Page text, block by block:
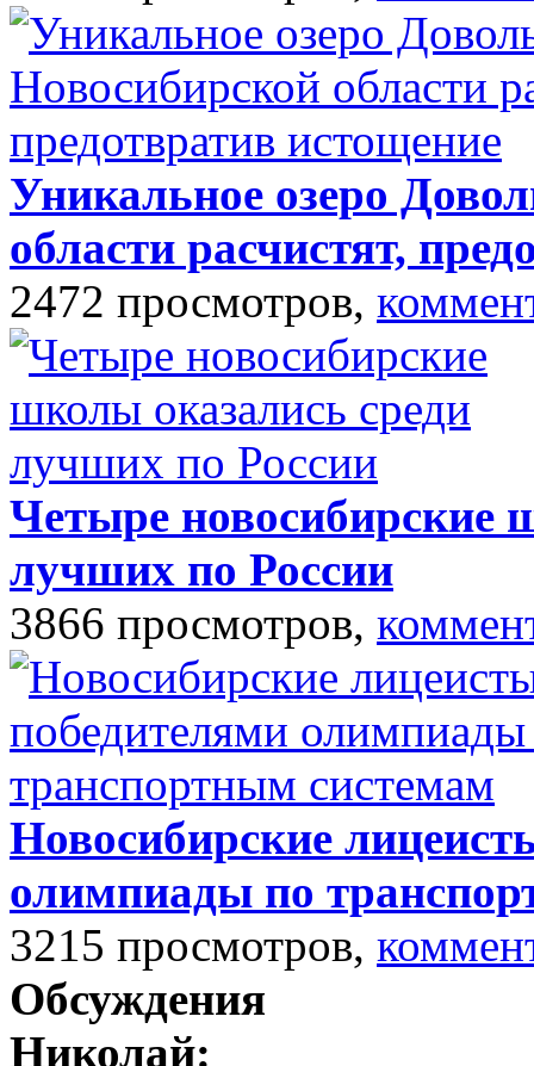
Уникальное озеро
области расчистят,
2472 просмотров,
Четыре новосибирские
лучших по России
3866 просмотров,
Новосибирские
олимпиады по
3215 просмотров,
Обсуждения
Николай: